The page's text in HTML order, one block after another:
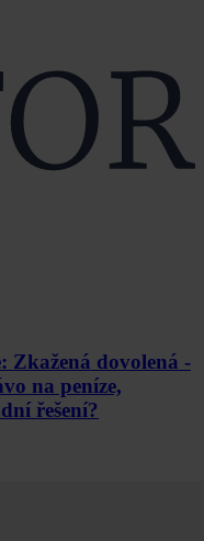
Zkažená dovolená -
na peníze,
řešení?